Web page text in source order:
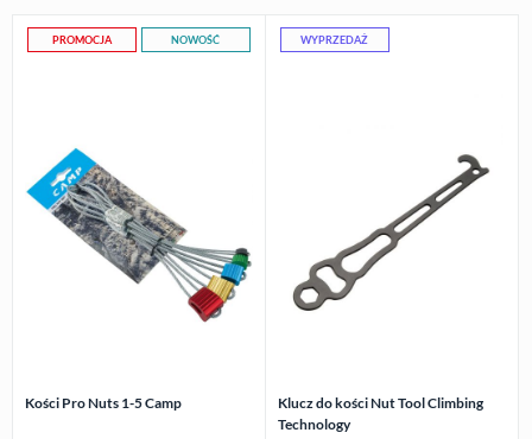
PROMOCJA NOWOŚĆ
Kości Pro Nuts 1-5 Camp
WYPRZEDAŻ
Klucz do kości Nut Tool Climbing
Technology